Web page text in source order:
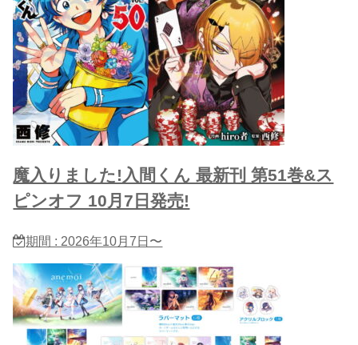
魔入りました!入間くん 最新刊 第51巻&ス
ピンオフ 10月7日発売!
期間 : 2026年10月7日〜